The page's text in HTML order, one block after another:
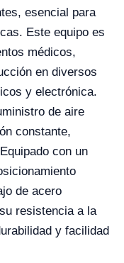
esencial para
Este equipo es
médicos,
en diversos
y electrónica.
de aire
constante,
con un
de acero
resistencia a la
y facilidad